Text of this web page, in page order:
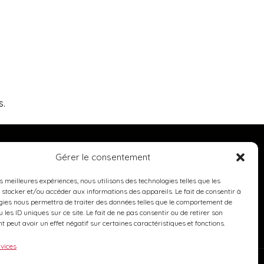
Gérer le consentement
meilleures expériences, nous utilisons des technologies telles que les
stocker et/ou accéder aux informations des appareils. Le fait de consentir à
nous permettra de traiter des données telles que le comportement de
les ID uniques sur ce site. Le fait de ne pas consentir ou de retirer son
peut avoir un effet négatif sur certaines caractéristiques et fonctions.